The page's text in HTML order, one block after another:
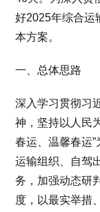
好2025年综合运
本方案。
一、总体思路
深入学习贯彻习
神，坚持以人民
春运、温馨春运
运输组织、自驾
务，加强动态研
度，以最实举措